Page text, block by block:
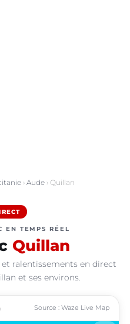
› Aude › Quillan
EN TEMPS RÉEL
Quillan
ralentissements en direct
et ses environs.
Source : Waze Live Map